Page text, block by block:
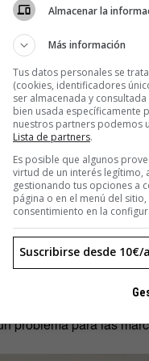
al alfabeto
. Para ellos,la tecnología
describirlos en cuanto
.
y personalizado
lo suyo es el algoritmo
generación
exigen ese mismo
digitales
,
Sin embargo, en
problema para las
Almacenar la
Más información
Tus datos personales se
(cookies, identificadores
ser almacenada y
bien usada específicamente
nuestros partners podemos
Lista de partners.
Es posible que algunos
virtud de un interés legítimo,
gestionando tus opciones a
página o en el menú del
consentimiento en la
Suscribirse desde 10€/